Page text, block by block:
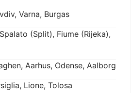
Varna, Burgas
(Split), Fiume (Rijeka),
Aarhus, Odense, Aalborg
Lione, Tolosa